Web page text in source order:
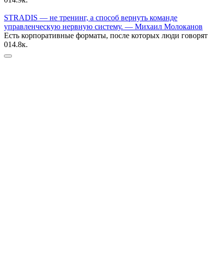
STRADIS — не тренинг, а способ вернуть команде
управленческую нервную систему. — Михаил Молоканов
Есть корпоративные форматы, после которых люди говорят
014.8к.